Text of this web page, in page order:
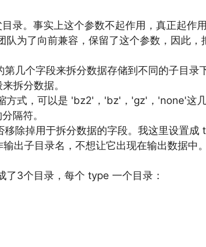
录。事实上这个参数不起作用，真正起作
队为了向前兼容，保留了这个参数，因此
几个字段来拆分数据存储到不同的子目录
拆分数据。
方式，可以是 'bz2'，'bz'，'gz'，'none'这
隔符。
除掉用于拆分数据的字段。我这里设置成
出子目录名，不想让它出现在输出数据中。
了3个目录，每个 type 一个目录：